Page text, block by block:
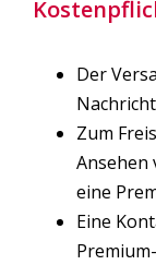
Der
Zum
Ansehen
eine
Eine